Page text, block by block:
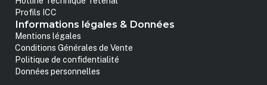
Profils ICC
Informations légales & Données
Mentions légales
Conditions Générales de Vente
Politique de confidentialité
Données personnelles